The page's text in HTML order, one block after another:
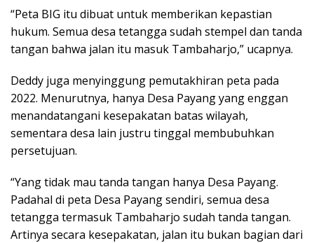
“Peta BIG itu dibuat untuk memberikan kepastian
hukum. Semua desa tetangga sudah stempel dan tanda
tangan bahwa jalan itu masuk Tambaharjo,” ucapnya.
Deddy juga menyinggung pemutakhiran peta pada
2022. Menurutnya, hanya Desa Payang yang enggan
menandatangani kesepakatan batas wilayah,
sementara desa lain justru tinggal membubuhkan
persetujuan.
“Yang tidak mau tanda tangan hanya Desa Payang.
Padahal di peta Desa Payang sendiri, semua desa
tetangga termasuk Tambaharjo sudah tanda tangan.
Artinya secara kesepakatan, jalan itu bukan bagian dari